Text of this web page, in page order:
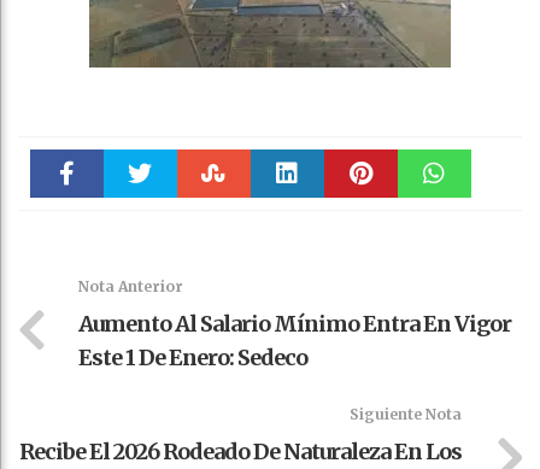
Nota Anterior
Aumento Al Salario Mínimo Entra En Vigor
Este 1 De Enero: Sedeco
Siguiente Nota
Recibe El 2026 Rodeado De Naturaleza En Los